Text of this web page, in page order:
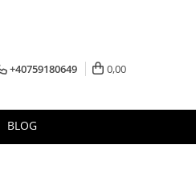
+40759180649 0,00
BLOG